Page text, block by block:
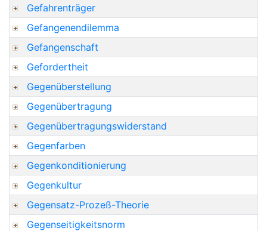
Gefahrenträger
Gefangenendilemma
Gefangenschaft
Gefordertheit
Gegenüberstellung
Gegenübertragung
Gegenübertragungswiderstand
Gegenfarben
Gegenkonditionierung
Gegenkultur
Gegensatz-Prozeß-Theorie
Gegenseitigkeitsnorm